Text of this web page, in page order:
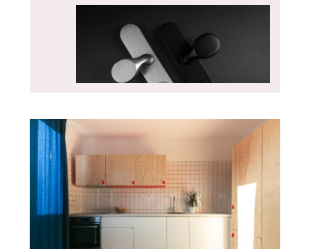
PRODUKTY
Bezpečnostní dveřní kování MPK
Securo - MP KOVÁNÍ